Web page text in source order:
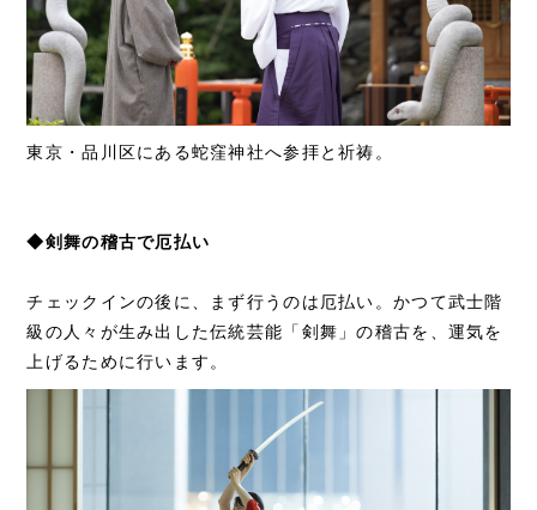
東京・品川区にある蛇窪神社へ参拝と祈祷。
◆剣舞の稽古で厄払い
チェックインの後に、まず行うのは厄払い。かつて武士階
級の人々が生み出した伝統芸能「剣舞」の稽古を、運気を
上げるために行います。